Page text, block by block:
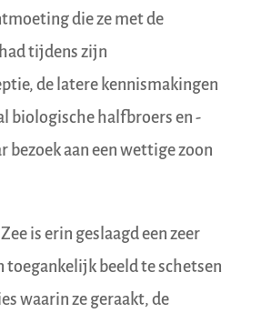
die ze met de
tijdens zijn
de latere kennismakingen
biologische halfbroers en -
bezoek aan een wettige zoon
is erin geslaagd een zeer
toegankelijk beeld te schetsen
waarin ze geraakt, de